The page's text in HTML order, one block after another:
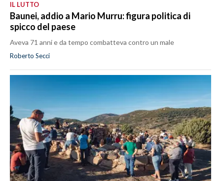
IL LUTTO
Baunei, addio a Mario Murru: figura politica di
spicco del paese
Aveva 71 anni e da tempo combatteva contro un male
Roberto Secci